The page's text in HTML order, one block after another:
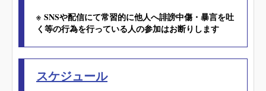
※ SNSや配信にて常習的に他人へ誹謗中傷・暴言を吐
く等の行為を行っている人の参加はお断りします
スケジュール